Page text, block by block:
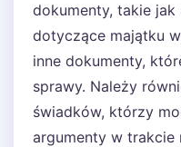
dokumenty, takie jak
dotyczące majątku
inne dokumenty,
sprawy. Należy
świadków, którzy
argumenty w trakcie